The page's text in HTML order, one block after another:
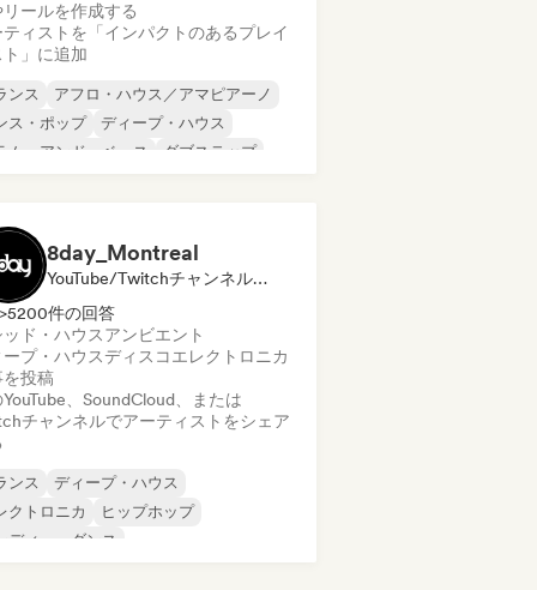
ールを作成する
ティストを「インパクトのあるプレイ
ト」に追加
ンス
アフロ・ハウス／アマピアーノ
ス・ポップ
ディープ・ハウス
ム・アンド・ベース
ダブステップ
8day_Montreal
YouTube/Twitchチャンネル, メディア・アウトレット／ジャーナリスト
>5200件の回答
ッド・ハウスアンビエント
プ・ハウスディスコエレクトロニカ
投稿
、SoundCloud、または
チャンネルでアーティストをシェア
ンス
ディープ・ハウス
クトロニカ
ヒップホップ
ディー・ダンス